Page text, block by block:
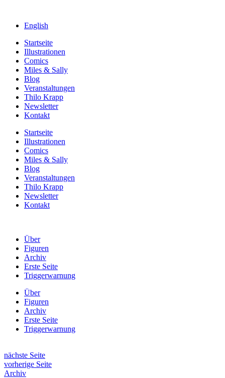
English
Startseite
Illustrationen
Comics
Miles & Sally
Blog
Veranstaltungen
Thilo Krapp
Newsletter
Kontakt
Startseite
Illustrationen
Comics
Miles & Sally
Blog
Veranstaltungen
Thilo Krapp
Newsletter
Kontakt
Über
Figuren
Archiv
Erste Seite
Triggerwarnung
Über
Figuren
Archiv
Erste Seite
Triggerwarnung
nächste Seite
vorherige Seite
Archiv